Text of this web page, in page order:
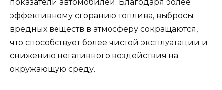
показатели автомобилей. Благодаря более
эффективному сгоранию топлива, выбросы
вредных веществ в атмосферу сокращаются,
что способствует более чистой эксплуатации и
снижению негативного воздействия на
окружающую среду.